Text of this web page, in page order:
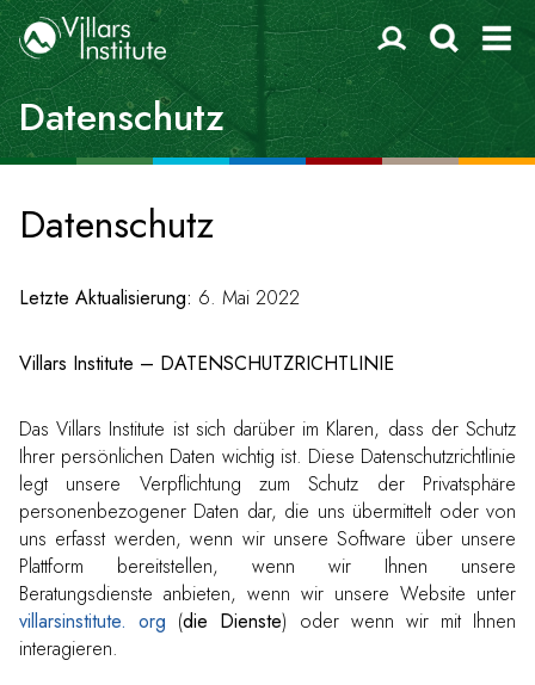
Datenschutz
Datenschutz
Letzte Aktualisierung: 6. Mai 2022
Villars Institute – DATENSCHUTZRICHTLINIE
Das Villars Institute ist sich darüber im Klaren, dass der Schutz
Ihrer persönlichen Daten wichtig ist. Diese Datenschutzrichtlinie
legt unsere Verpflichtung zum Schutz der Privatsphäre
personenbezogener Daten dar, die uns übermittelt oder von
uns erfasst werden, wenn wir unsere Software über unsere
Plattform bereitstellen, wenn wir Ihnen unsere
Beratungsdienste anbieten, wenn wir unsere Website unter
villarsinstitute. org (die Dienste) oder wenn wir mit Ihnen
interagieren.